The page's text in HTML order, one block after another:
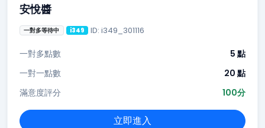
安悅醬
一對多等待中 i349 ID: i349_301116
一對多點數
5 點
一對一點數
20 點
滿意度評分
100分
立即進入